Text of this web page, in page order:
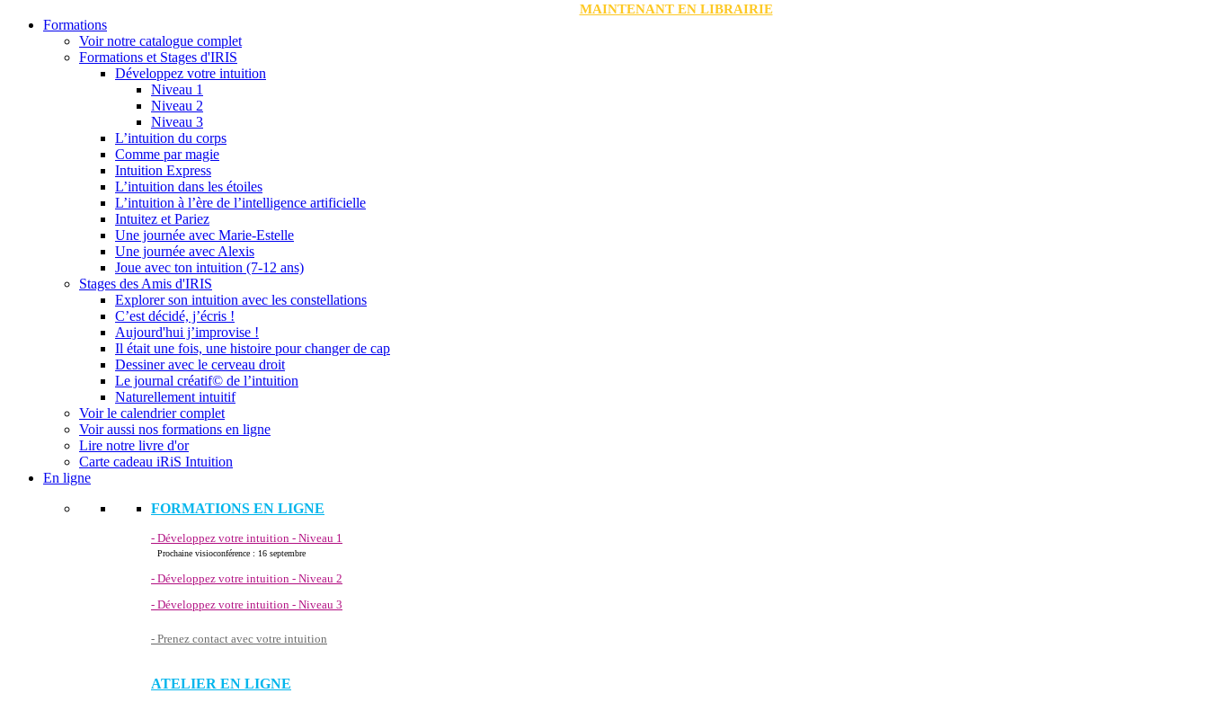
MAINTENANT EN LIBRAIRIE
Formations
Voir notre catalogue complet
Formations et Stages d'IRIS
Développez votre intuition
Niveau 1
Niveau 2
Niveau 3
L’intuition du corps
Comme par magie
Intuition Express
L’intuition dans les étoiles
L’intuition à l’ère de l’intelligence artificielle
Intuitez et Pariez
Une journée avec Marie-Estelle
Une journée avec Alexis
Joue avec ton intuition (7-12 ans)
Stages des Amis d'IRIS
Explorer son intuition avec les constellations
C’est décidé, j’écris !
Aujourd'hui j’improvise !
Il était une fois, une histoire pour changer de cap
Dessiner avec le cerveau droit
Le journal créatif© de l’intuition
Naturellement intuitif
Voir le calendrier complet
Voir aussi nos formations en ligne
Lire notre livre d'or
Carte cadeau iRiS Intuition
En ligne
FORMATIONS EN LIGNE
- Développez votre intuition - Niveau 1
Prochaine visioconférence : 16 septembre
- Développez votre intuition - Niveau 2
- Développez votre intuition - Niveau 3
- Prenez contact avec votre intuition
ATELIER EN LIGNE